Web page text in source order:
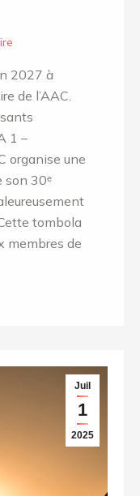
2027 à
de l’AAC.
1 –
organise une
son 30ᵉ
tombola
membres de
Juil
1
2025